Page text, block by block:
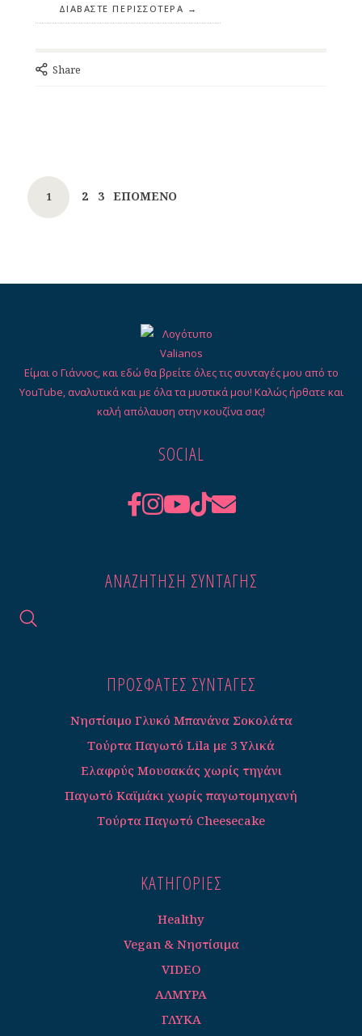
ΔΙΑΒΆΣΤΕ ΠΕΡΙΣΣΌΤΕΡΑ
Share
Posts
navigation
PAGE
1 PAGE
2 PAGE
3 ΕΠΌΜΕΝΟ
Είμαι ο Γιάννος, και εδώ θα βρείτε όλες τις συνταγές μου από το
YouTube, αναλυτικά και με όλα τα μυστικά μου! Καλώς ήρθατε και
καλή απόλαυση στην κουζίνα σας!
SOCIAL
ΑΝΑΖΉΤΗΣΗ ΣΥΝΤΑΓΉΣ
ΠΡΟΣΦΑΤΕΣ ΣΥΝΤΑΓΈΣ
Νηστίσιμο Γλυκό Μπανάνα Σοκολάτα
Τούρτα Παγωτό Lila με 3 Υλικά
Ελαφρύς Μουσακάς χωρίς τηγάνι
Παγωτό Καϊμάκι χωρίς παγωτομηχανή
Τούρτα Παγωτό Cheesecake
ΚΑΤΗΓΟΡΊΕΣ
Healthy
Vegan & Νηστίσιμα
VIDEO
ΑΛΜΥΡΑ
ΓΛΥΚΑ